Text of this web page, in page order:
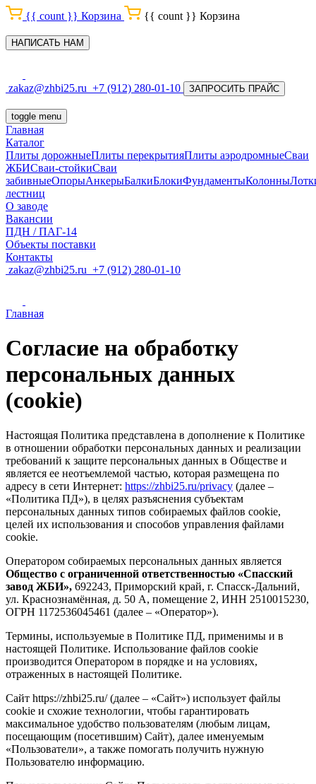
{{ count }} Корзина {{ count }} Корзина
НАПИСАТЬ НАМ
zakaz@zhbi25.ru +7 (912) 280-01-10 ЗАПРОСИТЬ ПРАЙС
toggle menu
Главная
Каталог
Плиты дорожныеПлиты перекрытияПлиты аэродромныеСваи
ЖБИСваи-стойкиСваи
забивныеОпорыАнкерыБалкиБлокиФундаментыКолонны
лестниц
О заводе
Вакансии
ПДН / ПАГ-14
Объекты поставки
Контакты
zakaz@zhbi25.ru +7 (912) 280-01-10
Главная
Согласие на обработку
персональных данных
(cookie)
Настоящая Политика представлена в дополнение к Политике
в отношении обработки персональных данных и реализации
требований к защите персональных данных в Обществе и
является ее неотъемлемой частью, которая размещена по
адресу в сети Интернет: https://zhbi25.ru/privacy (далее –
«Политика ПД»), в целях разъяснения субъектам
персональных данных типов собираемых файлов cookie,
целей их использования и способов управления файлами
cookie.
Оператором собираемых персональных данных является
Общество с ограниченной ответственностью «Спасский
завод ЖБИ», 692243, Приморский край, г. Спасск-Дальний,
ул. Краснознамённая, д. 50 А, помещение 2, ИНН 2510015230,
ОГРН 1172536045461 (далее – «Оператор»).
Термины, используемые в Политике ПД, применимы и в
настоящей Политике. Использование файлов сookie
производится Оператором в порядке и на условиях,
отраженных в настоящей Политике.
Сайт https://zhbi25.ru/ (далее – «Сайт») использует файлы
cookie и схожие технологии, чтобы гарантировать
максимальное удобство пользователям (любым лицам,
посещающим (посетившим) Сайт), далее именуемым
«Пользователи», а также помогать получить нужную
Пользователю информацию.